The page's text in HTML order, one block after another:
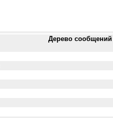
Дерево сообщений